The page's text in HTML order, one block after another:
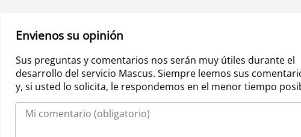
Envienos su opinión
Sus preguntas y comentarios nos serán muy útiles durante el
desarrollo del servicio Mascus. Siempre leemos sus
y, si usted lo solicita, le respondemos en el menor tiempo